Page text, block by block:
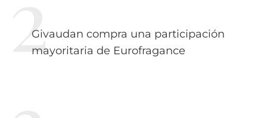
Givaudan compra una participación
mayoritaria de Eurofragance